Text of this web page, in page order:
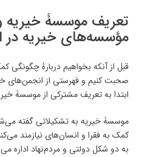
تعریف موسسۀ خیریه
مؤسسه‌های خیریه در
قبل از آنکه بخواهیم دربارهٔ
صحبت کنیم و فهرستی از انجمن‌های
ابتدا به تعریف مشترکی از موسسۀ
موسسۀ خیریه به تشکیلاتی گفته
کمک به فقرا و انسان‌های نیازمند
به دو شکل دولتی و مردم‌نهاد اداره